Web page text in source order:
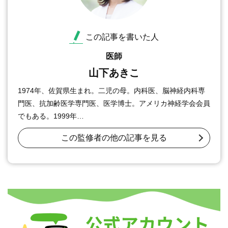
この記事を書いた人
医師
山下あきこ
1974年、佐賀県生まれ。二児の母。内科医、脳神経内科専
門医、抗加齢医学専門医、医学博士。アメリカ神経学会会員
でもある。1999年…
この監修者の他の記事を見る